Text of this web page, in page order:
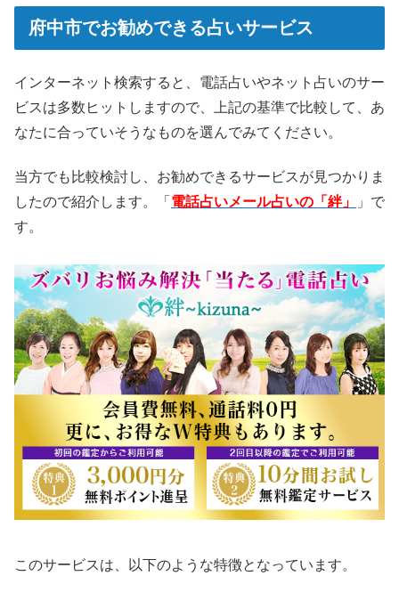
府中市でお勧めできる占いサービス
インターネット検索すると、電話占いやネット占いのサー
ビスは多数ヒットしますので、上記の基準で比較して、あ
なたに合っていそうなものを選んでみてください。
当方でも比較検討し、お勧めできるサービスが見つかりま
したので紹介します。「 電話占いメール占いの「絆」
」で
す。
このサービスは、以下のような特徴となっています。